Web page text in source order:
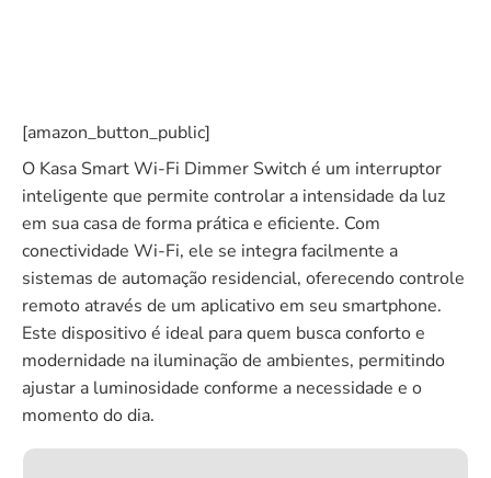
[amazon_button_public]
O Kasa Smart Wi-Fi Dimmer Switch é um interruptor
inteligente que permite controlar a intensidade da luz
em sua casa de forma prática e eficiente. Com
conectividade Wi-Fi, ele se integra facilmente a
sistemas de automação residencial, oferecendo controle
remoto através de um aplicativo em seu smartphone.
Este dispositivo é ideal para quem busca conforto e
modernidade na iluminação de ambientes, permitindo
ajustar a luminosidade conforme a necessidade e o
momento do dia.